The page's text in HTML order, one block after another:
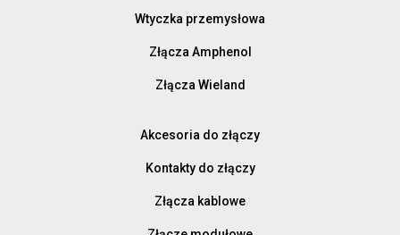
Wtyczka przemysłowa
Złącza Amphenol
Złącza Wieland
Akcesoria do złączy
Kontakty do złączy
Złącza kablowe